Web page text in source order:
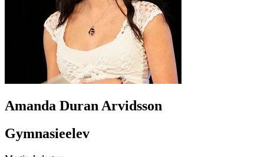
Amanda Duran Arvidsson
Gymnasieelev